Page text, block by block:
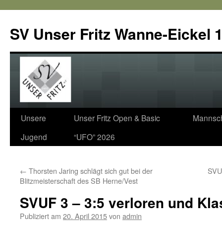
SV Unser Fritz Wanne-Eickel
Zum
Inhalt
Unsere
Jugend
Unser Fritz Open & Basic
“UFO” 2026
← Thorsten Jaring schlägt sich gut bei der
Blitzmeisterschaft des SB Herne/Vest
SVUF 3 – 3:5 verloren und
Publiziert am 20. April 2015von admin